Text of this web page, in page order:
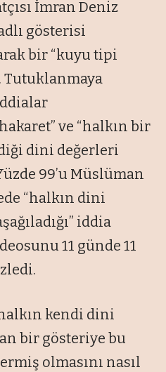
İmran Deniz
gösterisi
bir “kuyu tipi
Tutuklanmaya
ve “halkın bir
dini değerleri
99’u Müslüman
“halkın dini
iddia
11 günde 11
kendi dini
bir gösteriye bu
olmasını nasıl